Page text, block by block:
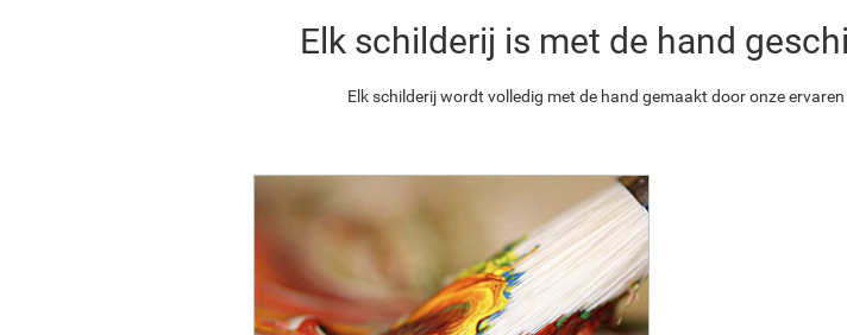
Elk schilderij is met de hand
Elk schilderij wordt volledig met de hand gemaakt door onze